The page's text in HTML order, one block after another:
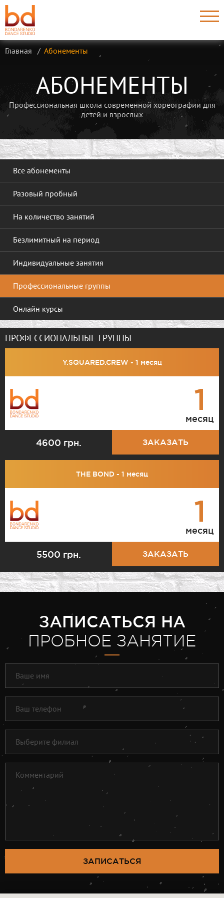
Главная Абонементы
АБОНЕМЕНТЫ
Профессиональная школа современной хореографии для
детей и взрослых
Все абонементы
Разовый пробный
На количество занятий
Безлимитный на период
Индивидуальные занятия
Профессиональные группы
Онлайн курсы
ПРОФЕССИОНАЛЬНЫЕ ГРУППЫ
Y.SQUARED.CREW - 1 месяц
1
месяц
4600 грн. ЗАКАЗАТЬ
THE BOND - 1 месяц
1
месяц
5500 грн. ЗАКАЗАТЬ
ЗАПИСАТЬСЯ НА
ПРОБНОЕ ЗАНЯТИЕ
ЗАПИСАТЬСЯ